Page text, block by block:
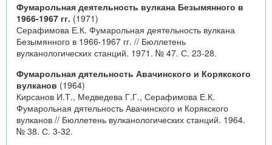
Фумарольная деятельность вулкана Безымянного в
1966-1967 гг. (1971)
Серафимова Е.К. Фумарольная деятельность вулкана
Безымянного в 1966-1967 гг. // Бюллетень
вулканологических станций. 1971. № 47. С. 23-28.
Фумарольная дятельность Авачинского и Корякского
вулканов (1964)
Кирсанов И.Т., Медведева Г.Г., Серафимова Е.К.
Фумарольная дятельность Авачинского и Корякского
вулканов // Бюллетень вулканологических станций. 1964.
№ 38. С. 3-32.